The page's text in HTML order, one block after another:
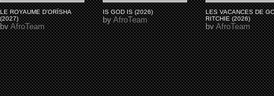
LE ROYAUME D'ORÏSHA
(2027)
byAfroTeam
IS GOD IS (2026)
byAfroTeam
LES VACANCES DE
RITCHIE (2026)
byAfroTeam